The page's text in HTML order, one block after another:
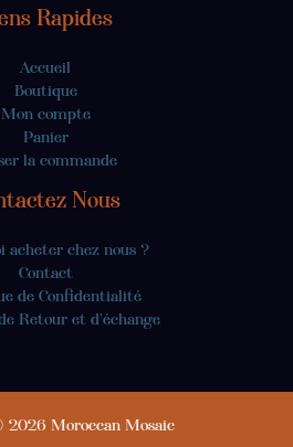
Rapides
Accueil
Boutique
Mon compte
Panier
la commande
Nous
acheter chez nous ?
Contact
de Confidentialité
Retour et d'échange
Moroccan Mosaic